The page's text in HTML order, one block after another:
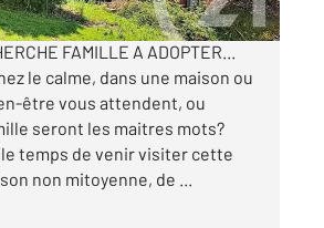
FAMILLE A ADOPTER...
le calme, dans une maison ou
être vous attendent, ou
seront les maitres mots?
temps de venir visiter cette
non mitoyenne, de ...